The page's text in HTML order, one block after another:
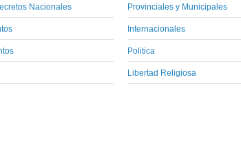
Nacionales Provinciales y Municipales
Internacionales
Politica
Libertad Religiosa